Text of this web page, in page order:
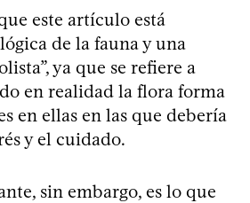
este artículo está
de la fauna y una
ya que se refiere a
en realidad la flora forma
en ellas en las que debería
y el cuidado.
sin embargo, es lo que